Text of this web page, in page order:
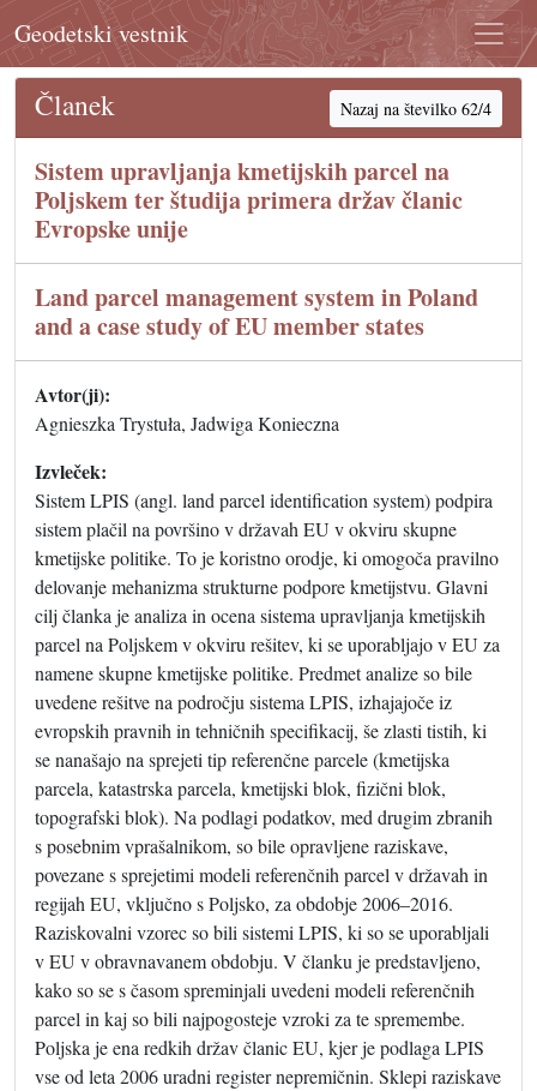
Geodetski vestnik
Članek Nazaj na številko 62/4
Sistem upravljanja kmetijskih parcel na
Poljskem ter študija primera držav članic
Evropske unije
Land parcel management system in Poland
and a case study of EU member states
Avtor(ji):
Agnieszka Trystuła, Jadwiga Konieczna
Izvleček:
Sistem LPIS (angl. land parcel identification system) podpira
sistem plačil na površino v državah EU v okviru skupne
kmetijske politike. To je koristno orodje, ki omogoča pravilno
delovanje mehanizma strukturne podpore kmetijstvu. Glavni
cilj članka je analiza in ocena sistema upravljanja kmetijskih
parcel na Poljskem v okviru rešitev, ki se uporabljajo v EU za
namene skupne kmetijske politike. Predmet analize so bile
uvedene rešitve na področju sistema LPIS, izhajajoče iz
evropskih pravnih in tehničnih specifikacij, še zlasti tistih, ki
se nanašajo na sprejeti tip referenčne parcele (kmetijska
parcela, katastrska parcela, kmetijski blok, fizični blok,
topografski blok). Na podlagi podatkov, med drugim zbranih
s posebnim vprašalnikom, so bile opravljene raziskave,
povezane s sprejetimi modeli referenčnih parcel v državah in
regijah EU, vključno s Poljsko, za obdobje 2006–2016.
Raziskovalni vzorec so bili sistemi LPIS, ki so se uporabljali
v EU v obravnavanem obdobju. V članku je predstavljeno,
kako so se s časom spreminjali uvedeni modeli referenčnih
parcel in kaj so bili najpogosteje vzroki za te spremembe.
Poljska je ena redkih držav članic EU, kjer je podlaga LPIS
vse od leta 2006 uradni register nepremičnin. Sklepi raziskave